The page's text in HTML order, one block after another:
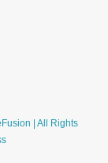
| All Rights